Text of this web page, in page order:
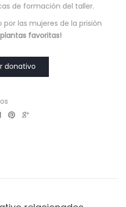
de formación del taller.
las mujeres de la prisión
favoritas!
donativo